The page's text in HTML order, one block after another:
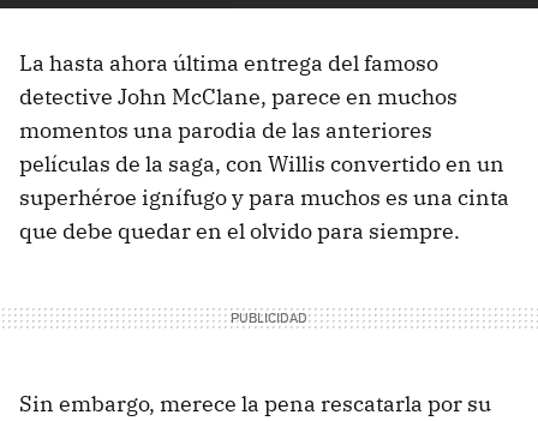
La hasta ahora última entrega del famoso
detective John McClane, parece en muchos
momentos una parodia de las anteriores
películas de la saga, con Willis convertido en un
superhéroe ignífugo y para muchos es una cinta
que debe quedar en el olvido para siempre.
Sin embargo, merece la pena rescatarla por su